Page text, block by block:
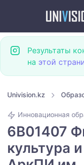
Результаты
на этой
Univision.kz
Инновационная
6B01407
культура